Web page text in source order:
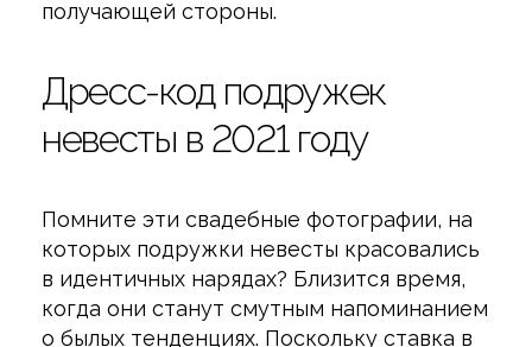
получающей стороны.
Дресс-код подружек
невесты в 2021 году
Помните эти свадебные фотографии, на
которых подружки невесты красовались
в идентичных нарядах? Близится время,
когда они станут смутным напоминанием
о былых тенденциях. Поскольку ставка в